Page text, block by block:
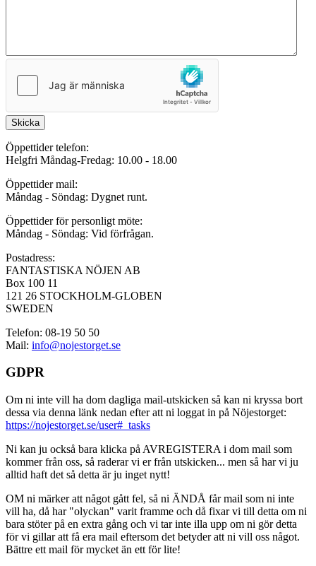
Skicka
Öppettider telefon:
Helgfri Måndag-Fredag: 10.00 - 18.00
Öppettider mail:
Måndag - Söndag: Dygnet runt.
Öppettider för personligt möte:
Måndag - Söndag: Vid förfrågan.
Postadress:
FANTASTISKA NÖJEN AB
Box 100 11
121 26 STOCKHOLM-GLOBEN
SWEDEN
Telefon: 08-19 50 50
Mail: info@nojestorget.se
GDPR
Om ni inte vill ha dom dagliga mail-utskicken så kan ni kryssa bort
dessa via denna länk nedan efter att ni loggat in på Nöjestorget:
https://nojestorget.se/user#_tasks
Ni kan ju också bara klicka på AVREGISTERA i dom mail som
kommer från oss, så raderar vi er från utskicken... men så har vi ju
alltid haft det så detta är ju inget nytt!
OM ni märker att något gått fel, så ni ÄNDÅ får mail som ni inte
vill ha, då har "olyckan" varit framme och då fixar vi till detta om ni
bara stöter på en extra gång och vi tar inte illa upp om ni gör detta
för vi gillar att få era mail eftersom det betyder att ni vill oss något.
Bättre ett mail för mycket än ett för lite!